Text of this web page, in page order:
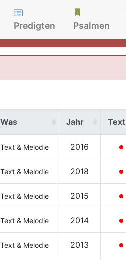
Predigten Psalmen
Was Jahr Text
Text & Melodie 2016
Text & Melodie 2018
Text & Melodie 2015
Text & Melodie 2014
Text & Melodie 2013